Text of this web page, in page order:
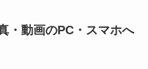
・動画のPC・スマホへ